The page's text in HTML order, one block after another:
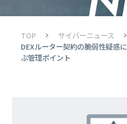
TOP
サイバーニュース
DEXルーター契約の脆弱性疑惑
ぶ管理ポイント